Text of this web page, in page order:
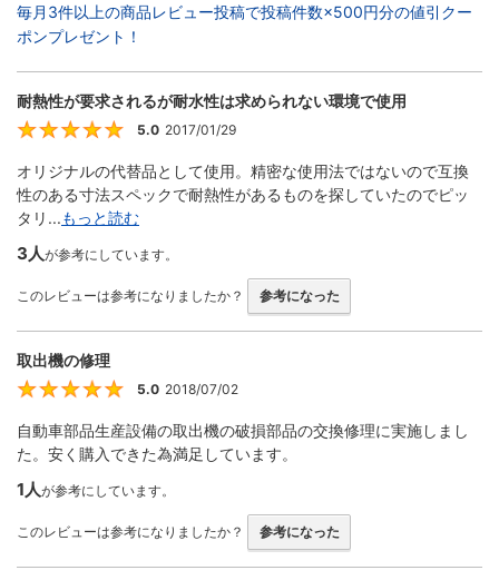
毎月3件以上の商品レビュー投稿で投稿件数×500円分の値引クー
ポンプレゼント！
耐熱性が要求されるが耐水性は求められない環境で使用
5
5.0 2017/01/29
オリジナルの代替品として使用。精密な使用法ではないので互換
性のある寸法スペックで耐熱性があるものを探していたのでピッ
タリ...もっと読む
3人が参考にしています。
このレビューは参考になりましたか？ 参考になった
取出機の修理
5
5.0 2018/07/02
自動車部品生産設備の取出機の破損部品の交換修理に実施しまし
た。安く購入できた為満足しています。
1人が参考にしています。
このレビューは参考になりましたか？ 参考になった